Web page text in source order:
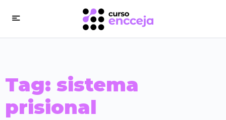
Tag: sistema
prisional